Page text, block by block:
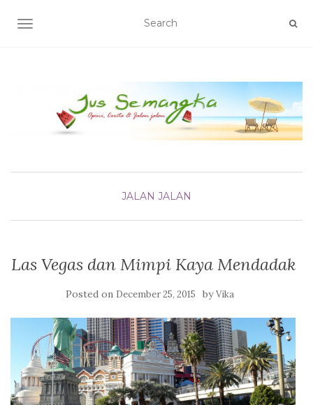
TOGGLE NAVIGATION
JALAN JALAN
Las Vegas dan Mimpi Kaya Mendadak
Posted on December 25, 2015 byVika